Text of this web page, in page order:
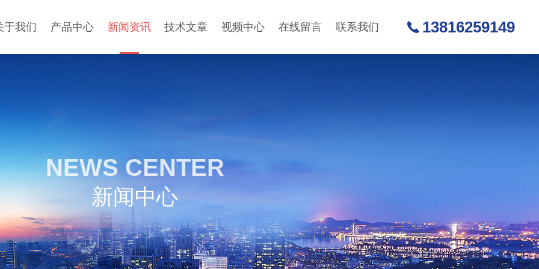
于我们 产品中心 新闻资讯 技术文章 视频中心 在线留言 联系我们 13816259149
NEWS CENTER
新闻中心